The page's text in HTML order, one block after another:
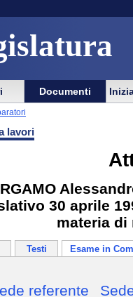
Documenti
lavori
30 aprile
materia
Testi Esame in
referente